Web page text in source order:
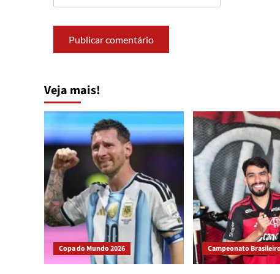
Veja mais!
Copa do Mundo 2026 Campeonato